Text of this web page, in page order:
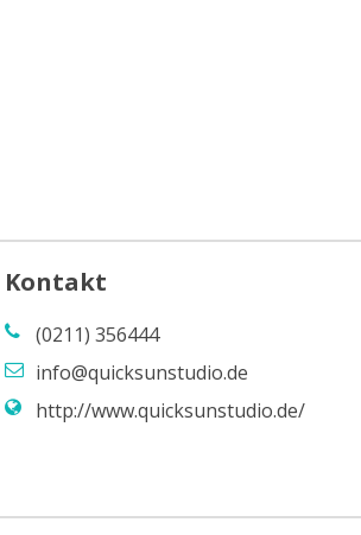
Kontakt
(0211) 356444
info@quicksunstudio.de
http://www.quicksunstudio.de/